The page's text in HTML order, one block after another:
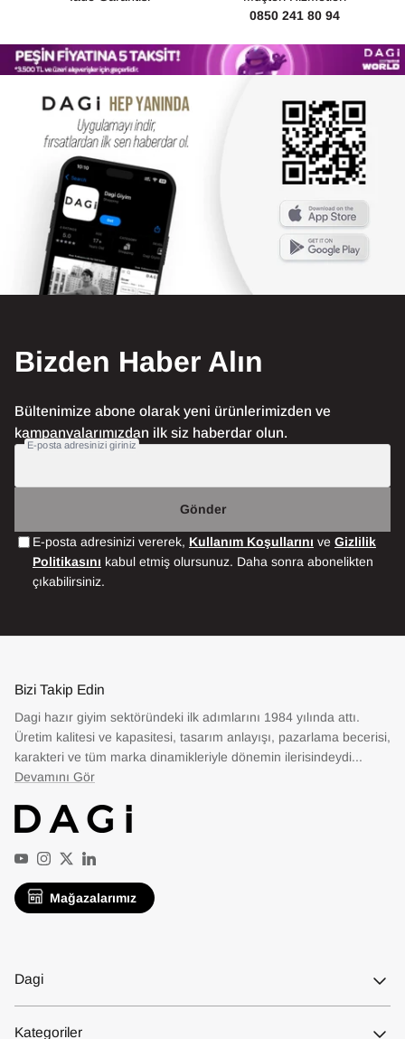
0850 241 80 94
Bizden Haber Alın
Bültenimize abone olarak yeni ürünlerimizden ve
kampanyalarımızdan ilk siz haberdar olun.
E-posta adresinizi giriniz
Gönder
E-posta adresinizi vererek, Kullanım Koşullarını ve Gizlilik
Politikasını kabul etmiş olursunuz. Daha sonra abonelikten
çıkabilirsiniz.
Bizi Takip Edin
Dagi hazır giyim sektöründeki ilk adımlarını 1984 yılında attı.
Üretim kalitesi ve kapasitesi, tasarım anlayışı, pazarlama becerisi,
karakteri ve tüm marka dinamikleriyle dönemin ilerisindeydi...
Devamını Gör
YouTube
Instagram
TwitterLinkedIn
Mağazalarımız
Dagi
Kategoriler